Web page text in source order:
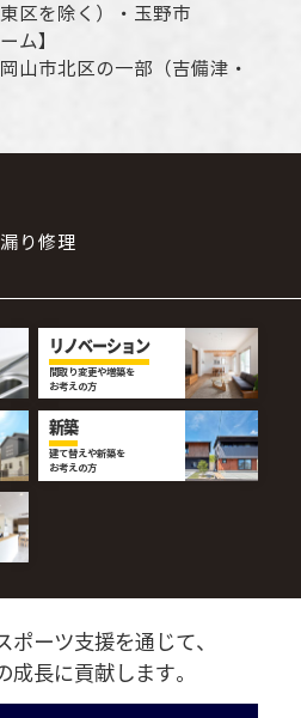
東区を除く）・玉野市
ム】
岡山市北区の一部（吉備津・
り修理
リノベーション
間取り変更や増築を
お考えの方
新築
建て替えや新築を
お考えの方
ポーツ支援を通じて、
成長に貢献します。